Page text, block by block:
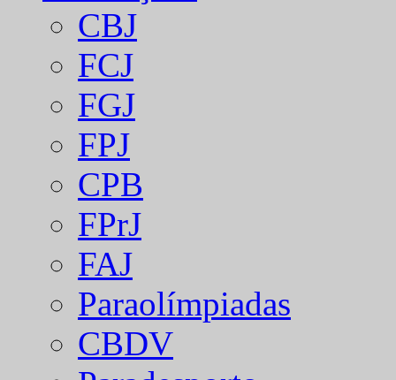
CBJ
FCJ
FGJ
FPJ
CPB
FPrJ
FAJ
Paraolímpiadas
CBDV